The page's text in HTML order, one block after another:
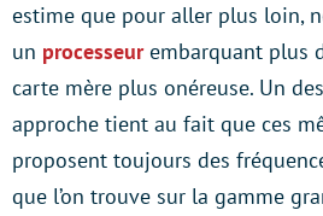
estime que pour aller plus loin,
un processeurembarquant plus
carte mère plus onéreuse. Un
approche tient au fait que ces
proposent toujours des
que l’on trouve sur la gamme